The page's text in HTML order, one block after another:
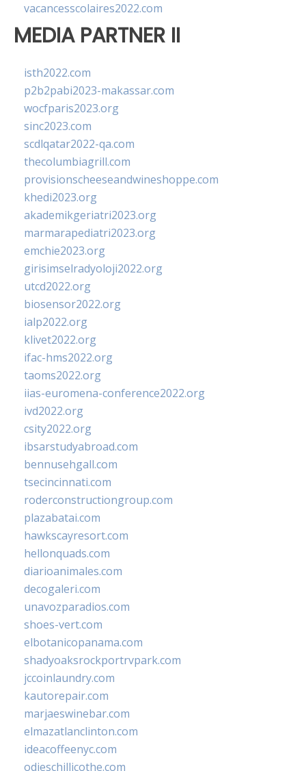
vacancesscolaires2022.com
MEDIA PARTNER II
isth2022.com
p2b2pabi2023-makassar.com
wocfparis2023.org
sinc2023.com
scdlqatar2022-qa.com
thecolumbiagrill.com
provisionscheeseandwineshoppe.com
khedi2023.org
akademikgeriatri2023.org
marmarapediatri2023.org
emchie2023.org
girisimselradyoloji2022.org
utcd2022.org
biosensor2022.org
ialp2022.org
klivet2022.org
ifac-hms2022.org
taoms2022.org
iias-euromena-conference2022.org
ivd2022.org
csity2022.org
ibsarstudyabroad.com
bennusehgall.com
tsecincinnati.com
roderconstructiongroup.com
plazabatai.com
hawkscayresort.com
hellonquads.com
diarioanimales.com
decogaleri.com
unavozparadios.com
shoes-vert.com
elbotanicopanama.com
shadyoaksrockportrvpark.com
jccoinlaundry.com
kautorepair.com
marjaeswinebar.com
elmazatlanclinton.com
ideacoffeenyc.com
odieschillicothe.com